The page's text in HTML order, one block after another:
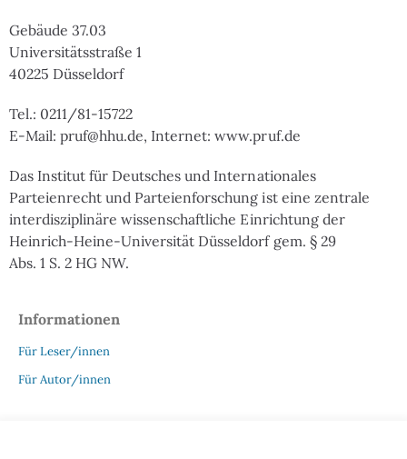
Gebäude 37.03
Universitätsstraße 1
40225 Düsseldorf
Tel.: 0211/81-15722
E-Mail: pruf@hhu.de, Internet: www.pruf.de
Das Institut für Deutsches und Internationales
Parteienrecht und Parteienforschung ist eine zentrale
interdisziplinäre wissenschaftliche Einrichtung der
Heinrich-Heine-Universität Düsseldorf gem. § 29
Abs. 1 S. 2 HG NW.
Informationen
Für Leser/innen
Für Autor/innen